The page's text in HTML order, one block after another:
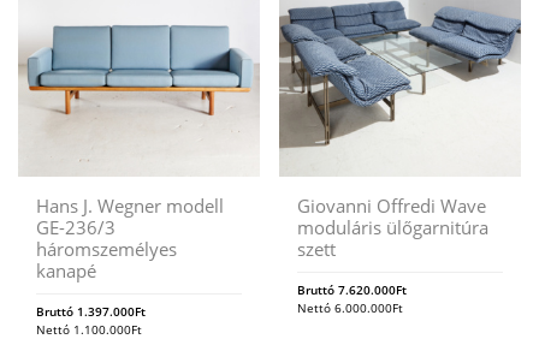
Hans J. Wegner modell
GE-236/3
háromszemélyes
kanapé
Bruttó 1.397.000Ft
Nettó 1.100.000Ft
Giovanni Offredi Wave
moduláris ülőgarnitúra
szett
Bruttó7.620.000Ft
Nettó6.000.000Ft